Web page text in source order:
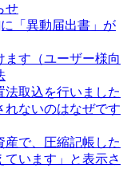
せ
「異動届出書」が
ます（ユーザー様向
法取込を行いました
れないのはなぜです
産で、圧縮記帳した
います」と表示さ